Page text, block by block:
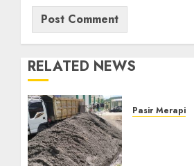
RELATED NEWS
Pasir Merapi